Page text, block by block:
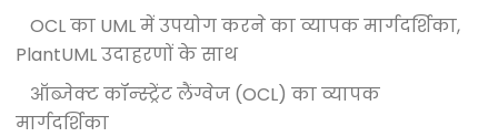
OCL का UML में उपयोग करने का व्यापक मार्गदर्शिका,
PlantUML उदाहरणों के साथ
ऑब्जेक्ट कॉन्स्ट्रेंट लैंग्वेज (OCL) का व्यापक
मार्गदर्शिका